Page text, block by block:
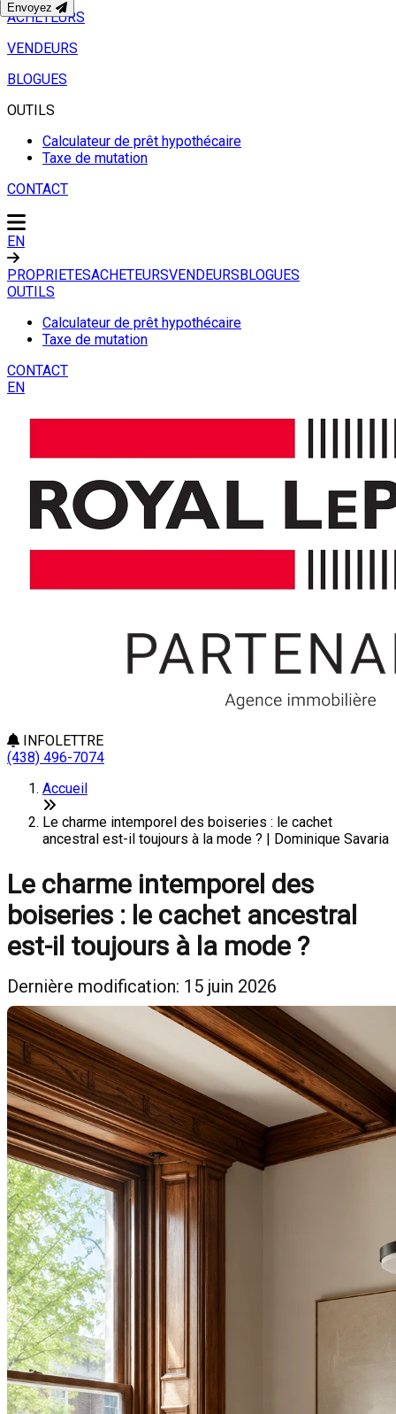
ACHETEURS
VENDEURS
BLOGUES
OUTILS
Calculateur de prêt hypothécaire
Taxe de mutation
CONTACT
EN
PROPRIETESACHETEURSVENDEURSBLOGUES
OUTILS
Calculateur de prêt hypothécaire
Taxe de mutation
CONTACT
EN
INFOLETTRE
(438) 496-7074
Accueil
Le charme intemporel des boiseries : le cachet
ancestral est-il toujours à la mode ? | Dominique Savaria
Le charme intemporel des
boiseries : le cachet ancestral
est-il toujours à la mode ?
Dernière modification: 15 juin 2026
Envoyez